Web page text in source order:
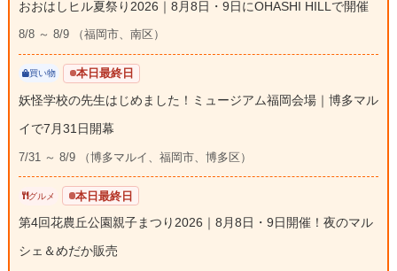
おおはしヒル夏祭り2026｜8月8日・9日にOHASHI HILLで開催
8/8 ～ 8/9 （福岡市、南区）
買い物 本日最終日
妖怪学校の先生はじめました！ミュージアム福岡会場｜博多マル
イで7月31日開幕
7/31 ～ 8/9 （博多マルイ、福岡市、博多区）
グルメ 本日最終日
第4回花農丘公園親子まつり2026｜8月8日・9日開催！夜のマル
シェ＆めだか販売